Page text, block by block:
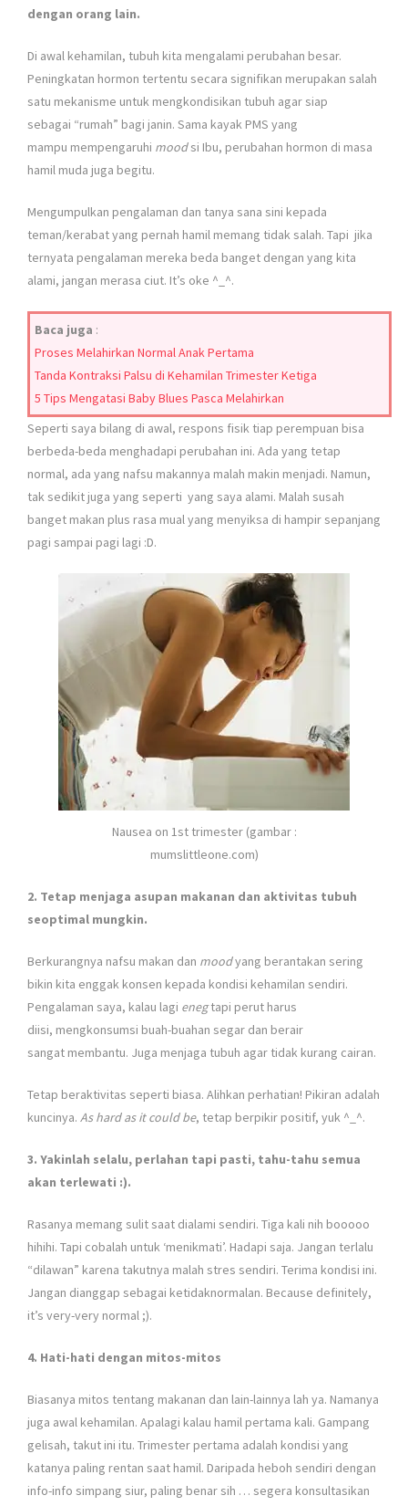
dengan orang lain.
Di awal kehamilan, tubuh kita mengalami perubahan besar.
Peningkatan hormon tertentu secara signifikan merupakan salah
satu mekanisme untuk mengkondisikan tubuh agar siap
sebagai “rumah” bagi janin. Sama kayak PMS yang
mampu mempengaruhi moodsi Ibu, perubahan hormon di masa
hamil muda juga begitu.
Mengumpulkan pengalaman dan tanya sana sini kepada
teman/kerabat yang pernah hamil memang tidak salah. Tapi jika
ternyata pengalaman mereka beda banget dengan yang kita
alami, jangan merasa ciut. It’s oke ^_^.
Baca juga :
Proses Melahirkan Normal Anak Pertama
Tanda Kontraksi Palsu di Kehamilan Trimester Ketiga
5 Tips Mengatasi Baby Blues Pasca Melahirkan
Seperti saya bilang di awal, respons fisik tiap perempuan bisa
berbeda-beda menghadapi perubahan ini. Ada yang tetap
normal, ada yang nafsu makannya malah makin menjadi. Namun,
tak sedikit juga yang seperti yang saya alami. Malah susah
banget makan plus rasa mual yang menyiksa di hampir sepanjang
pagi sampai pagi lagi :D.
Nausea on 1st trimester (gambar :
mumslittleone.com)
2. Tetap menjaga asupan makanan dan aktivitas tubuh
seoptimal mungkin.
Berkurangnya nafsu makan dan moodyang berantakan sering
bikin kita enggak konsen kepada kondisi kehamilan sendiri.
Pengalaman saya, kalau lagi enegtapi perut harus
diisi, mengkonsumsi buah-buahan segar dan berair
sangat membantu. Juga menjaga tubuh agar tidak kurang cairan.
Tetap beraktivitas seperti biasa. Alihkan perhatian! Pikiran adalah
kuncinya. As hard as it could be, tetap berpikir positif, yuk ^_^.
3. Yakinlah selalu, perlahan tapi pasti, tahu-tahu semua
akan terlewati :).
Rasanya memang sulit saat dialami sendiri. Tiga kali nih booooo
hihihi. Tapi cobalah untuk ‘menikmati’. Hadapi saja. Jangan terlalu
“dilawan” karena takutnya malah stres sendiri. Terima kondisi ini.
Jangan dianggap sebagai ketidaknormalan. Because definitely,
it’s very-very normal ;).
4. Hati-hati dengan mitos-mitos
Biasanya mitos tentang makanan dan lain-lainnya lah ya. Namanya
juga awal kehamilan. Apalagi kalau hamil pertama kali. Gampang
gelisah, takut ini itu. Trimester pertama adalah kondisi yang
katanya paling rentan saat hamil. Daripada heboh sendiri dengan
info-info simpang siur, paling benar sih … segera konsultasikan